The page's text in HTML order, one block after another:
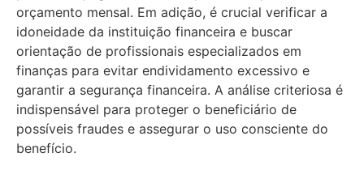
orçamento mensal. Em adição, é crucial verificar a
idoneidade da instituição financeira e buscar
orientação de profissionais especializados em
finanças para evitar endividamento excessivo e
garantir a segurança financeira. A análise criteriosa é
indispensável para proteger o beneficiário de
possíveis fraudes e assegurar o uso consciente do
benefício.